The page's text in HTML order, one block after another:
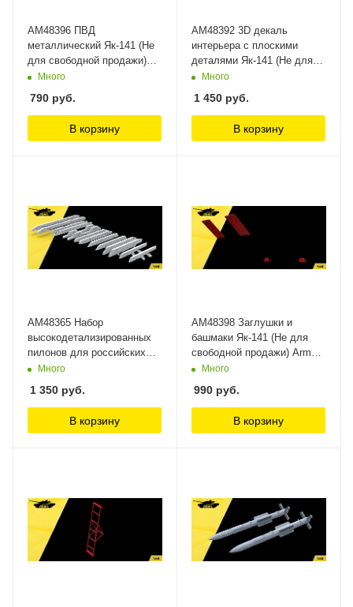
AM48396 ПВД
металлический Як-141 (Не
для свободной продажи)
Arma Models
Много
790 руб.
В корзину
AM48392 3D декаль
интерьера с плоскими
деталями Як-141 (Не для
свободной продажи) Arma
Много
1 450 руб.
В корзину
AM48365 Набор
высокодетализированных
пилонов для российских
истребителей (Не для
Models
Много
1 350 руб.
В корзину
AM48398 Заглушки и
башмаки Як-141 (Не для
свободной продажи) Arma
Models
Много
990 руб.
В корзину